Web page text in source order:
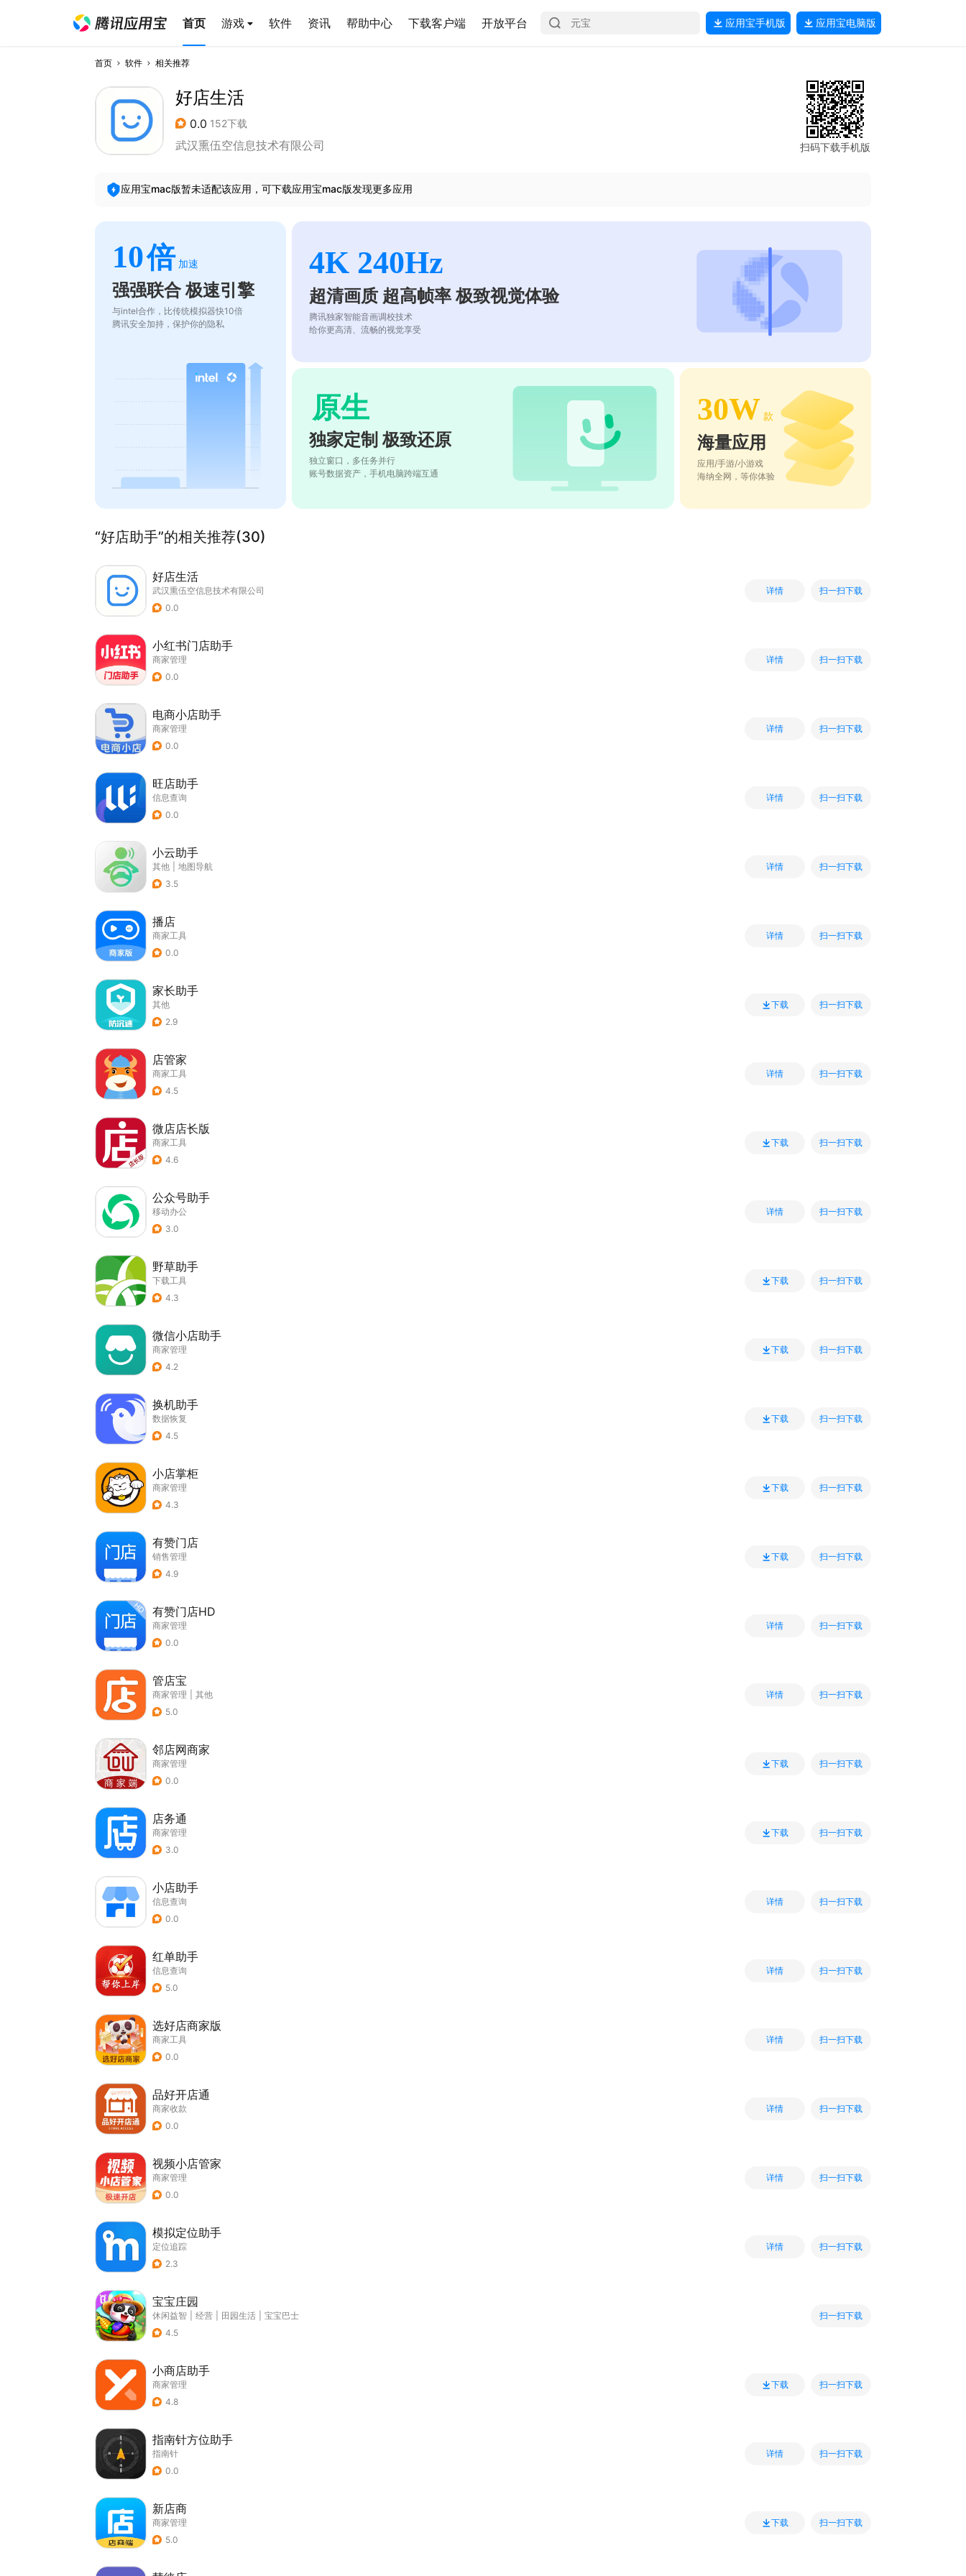
首页 游戏 软件 资讯 帮助中心 下载客户端 开放平台 应用宝手机版 应用宝电脑版
首页 软件 相关推荐
好店生活
0.0 152下载
武汉熏伍空信息技术有限公司 扫码下载手机版
应用宝mac版暂未适配该应用，可下载应用宝mac版发现更多应用
10倍 加速
强强联合 极速引擎
与intel合作，比传统模拟器快10倍
腾讯安全加持，保护你的隐私
4K 240Hz
超清画质 超高帧率 极致视觉体验
腾讯独家智能音画调校技术
给你更高清、流畅的视觉享受
原生
独家定制 极致还原
独立窗口，多任务并行
账号数据资产，手机电脑跨端互通
30W 款
海量应用
应用/手游/小游戏
海纳全网，等你体验
“好店助手”的相关推荐(30)
好店生活
武汉熏伍空信息技术有限公司
0.0
详情 扫一扫下载
小红书门店助手
商家管理
0.0
详情 扫一扫下载
电商小店助手
商家管理
0.0
详情 扫一扫下载
旺店助手
信息查询
0.0
详情 扫一扫下载
小云助手
其他
地图导航
3.5
详情 扫一扫下载
播店
商家工具
0.0
详情 扫一扫下载
家长助手
其他
2.9
下载 扫一扫下载
店管家
商家工具
4.5
详情 扫一扫下载
微店店长版
商家工具
4.6
下载 扫一扫下载
公众号助手
移动办公
3.0
详情 扫一扫下载
野草助手
下载工具
4.3
下载 扫一扫下载
微信小店助手
商家管理
4.2
下载 扫一扫下载
换机助手
数据恢复
4.5
下载 扫一扫下载
小店掌柜
商家管理
4.3
下载 扫一扫下载
有赞门店
销售管理
4.9
下载 扫一扫下载
有赞门店HD
商家管理
0.0
详情 扫一扫下载
管店宝
商家管理
其他
5.0
详情 扫一扫下载
邻店网商家
商家管理
0.0
下载 扫一扫下载
店务通
商家管理
3.0
下载 扫一扫下载
小店助手
信息查询
0.0
详情 扫一扫下载
红单助手
信息查询
5.0
详情 扫一扫下载
选好店商家版
商家工具
0.0
详情 扫一扫下载
品好开店通
商家收款
0.0
详情 扫一扫下载
视频小店管家
商家管理
0.0
详情 扫一扫下载
模拟定位助手
定位追踪
2.3
详情 扫一扫下载
宝宝庄园
休闲益智 经营 田园生活
宝宝巴士
4.5
扫一扫下载
小商店助手
商家管理
4.8
下载 扫一扫下载
指南针方位助手
指南针
0.0
详情 扫一扫下载
新店商
商家管理
5.0
下载 扫一扫下载